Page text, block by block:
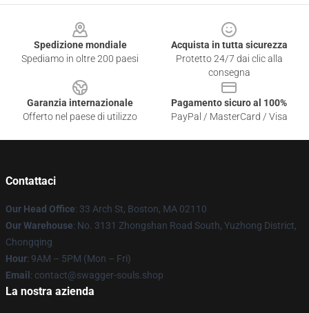
Spedizione mondiale
Spediamo in oltre 200 paesi
Acquista in tutta sicurezza
Protetto 24/7 dai clic alla
consegna
Garanzia internazionale
Offerto nel paese di utilizzo
Pagamento sicuro al 100%
PayPal / MasterCard / Visa
Contattaci
Our Head Office: 33 Arch St, Boston, MA 02110
Our Warehouse: No. 3131 Zhongshan Road South, Yuzhong District,
Chongqing
Hour: 9AM – 5PM (Mon – Fri)
Email : contact@swagger-souls.shop
La nostra azienda